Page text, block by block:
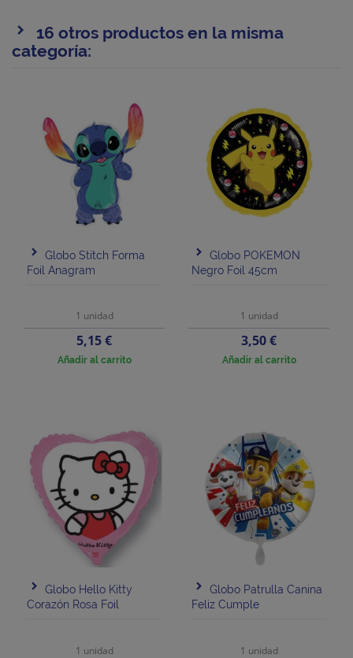
16 otros productos en la misma
categoría:
Globo Stitch Forma
Foil Anagram
1 unidad
Precio
5,15 €
Añadir al carrito
Globo POKEMON
Negro Foil 45cm
1 unidad
Precio
3,50 €
Añadir al carrito
Globo Hello Kitty
Corazón Rosa Foil
1 unidad
Globo Patrulla Canina
Feliz Cumple
1 unidad